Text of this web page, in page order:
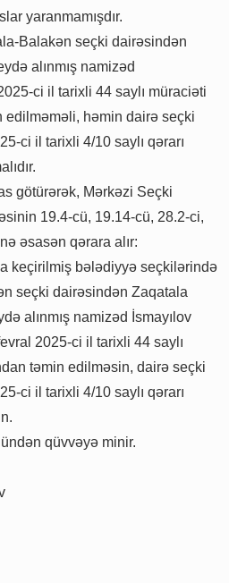
yaranmamışdır.
Balakən seçki dairəsindən
alınmış namizəd
ci il tarixli 44 saylı müraciəti
edilməməli, həmin dairə seçki
ci il tarixli 4/10 saylı qərarı
götürərək, Mərkəzi Seçki
19.4-cü, 19.14-cü, 28.2-ci,
əsasən qərara alır:
keçirilmiş bələdiyyə seçkilərində
seçki dairəsindən Zaqatala
alınmış namizəd İsmayılov
2025-ci il tarixli 44 saylı
təmin edilməsin, dairə seçki
ci il tarixli 4/10 saylı qərarı
qüvvəyə minir.